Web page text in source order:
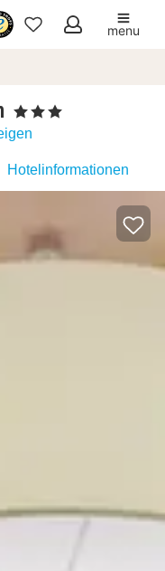
Meine
menu
, 3 Sterne
Hotelinformationen